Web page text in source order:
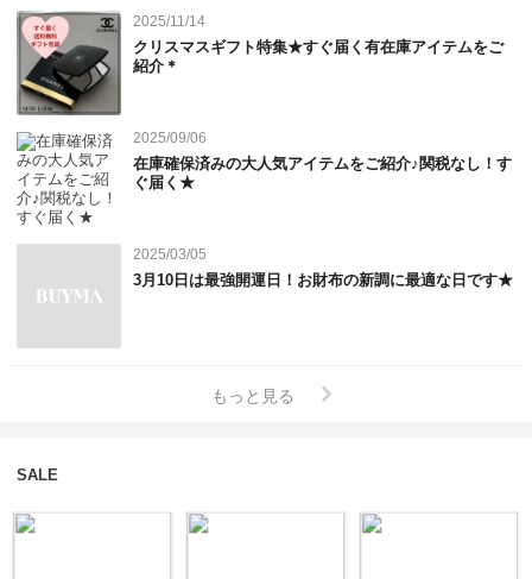
2025/11/14
クリスマスギフト特集★すぐ届く有在庫アイテムをご
紹介＊
2025/09/06
在庫確保済みの大人気アイテムをご紹介♪関税なし！す
ぐ届く★
2025/03/05
3月10日は最強開運日！お財布の新調に最適な日です★
もっと見る
SALE